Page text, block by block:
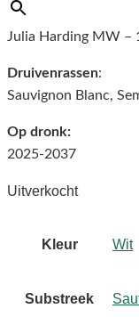
More power than
Julia Harding MW –
Druivenrassen:
Sauvignon Blanc,
Op dronk:
2025-2037
Uitverkocht
Kleur Wit
Substreek